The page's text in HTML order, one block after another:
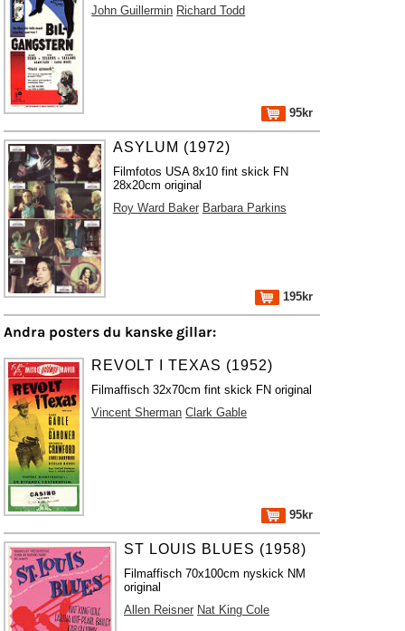
John Guillermin Richard Todd
95kr
ASYLUM (1972)
Filmfotos USA 8x10 fint skick FN
28x20cm original
Roy Ward Baker Barbara Parkins
195kr
Andra posters du kanske gillar:
REVOLT I TEXAS (1952)
Filmaffisch 32x70cm fint skick FN original
Vincent Sherman Clark Gable
95kr
ST LOUIS BLUES (1958)
Filmaffisch 70x100cm nyskick NM
original
Allen Reisner Nat King Cole